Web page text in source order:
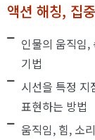
액션 해칭, 집
인물의 움직임,
기법
시선을 특정 지
표현하는 방법
움직임, 힘, 소